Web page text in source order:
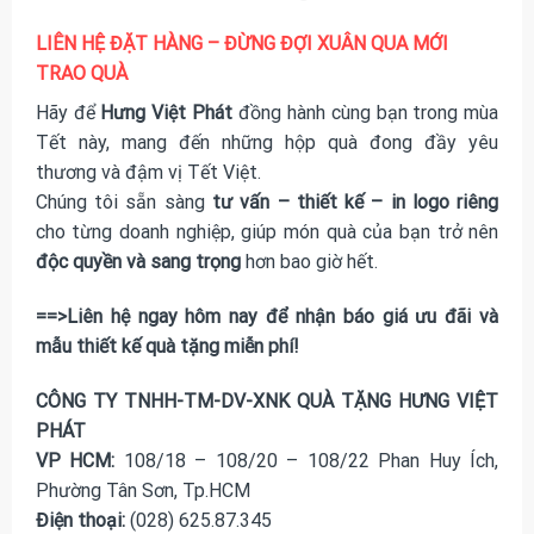
LIÊN HỆ ĐẶT HÀNG – ĐỪNG ĐỢI XUÂN QUA MỚI
TRAO QUÀ
Hãy để Hưng Việt Phát đồng hành cùng bạn trong mùa
Tết này, mang đến những hộp quà đong đầy yêu
thương và đậm vị Tết Việt.
Chúng tôi sẵn sàng tư vấn – thiết kế – in logo riêng
cho từng doanh nghiệp, giúp món quà của bạn trở nên
độc quyền và sang trọnghơn bao giờ hết.
==>Liên hệ ngay hôm nay để nhận báo giá ưu đãi và
mẫu thiết kế quà tặng miễn phí!
CÔNG TY TNHH-TM-DV-XNK QUÀ TẶNG HƯNG VIỆT
PHÁT
VP HCM: 108/18 – 108/20 – 108/22 Phan Huy Ích,
Phường Tân Sơn, Tp.HCM
Điện thoại:(028) 625.87.345